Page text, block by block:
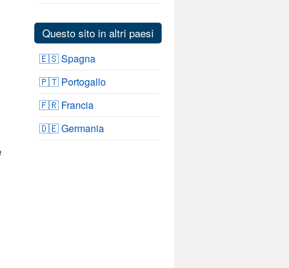
Questo sito in altri paesi
🇪🇸 Spagna
🇵🇹 Portogallo
🇫🇷 Francia
🇩🇪 Germania